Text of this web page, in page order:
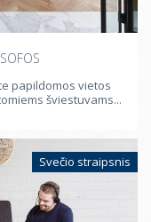
papildomos vietos
šviestuvams...
Svečio straipsnis